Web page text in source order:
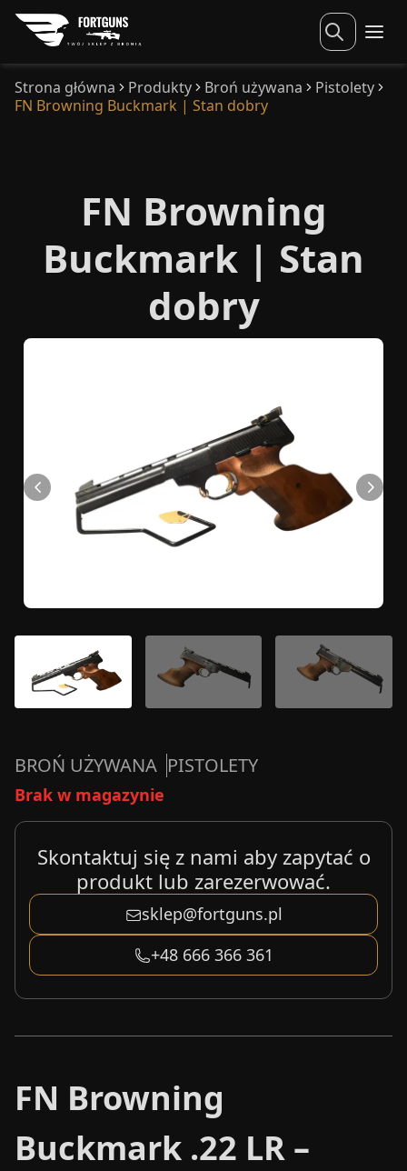
Strona główna Produkty Broń używana
Pistolety
FN Browning Buckmark | Stan dobry
FN Browning
Buckmark | Stan
dobry
BROŃ UŻYWANA PISTOLETY
Brak w magazynie
Skontaktuj się z nami aby zapytać o
produkt lub zarezerwować.
sklep@fortguns.pl
+48 666 366 361
FN Browning
Buckmark .22 LR –